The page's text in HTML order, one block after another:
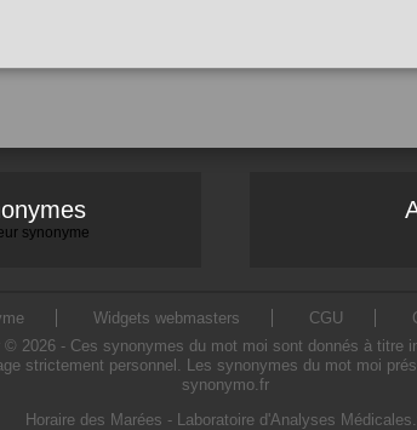
synonyme
Widgets webmasters CGU
2026 - Ces synonymes du mot moi sont donnés à titre
strictement personnel. Les synonymes du mot moi
synonymo.fr
Horaire des Marées - Laboratoire d'Analyses